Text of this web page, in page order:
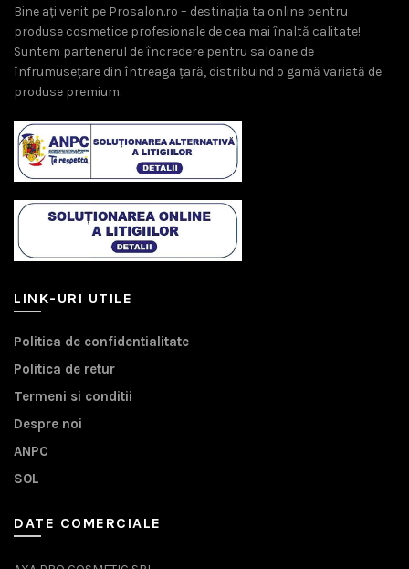
Bine ați venit pe Prosalon.ro – destinația ta online pentru
produse cosmetice profesionale de cea mai înaltă calitate!
Suntem partenerul de încredere pentru saloane de
înfrumusețare din întreaga țară, distribuind o gamă variată de
produse premium.
LINK-URI UTILE
Politica de confidentialitate
Politica de retur
Termeni si conditii
Despre noi
ANPC
SOL
DATE COMERCIALE